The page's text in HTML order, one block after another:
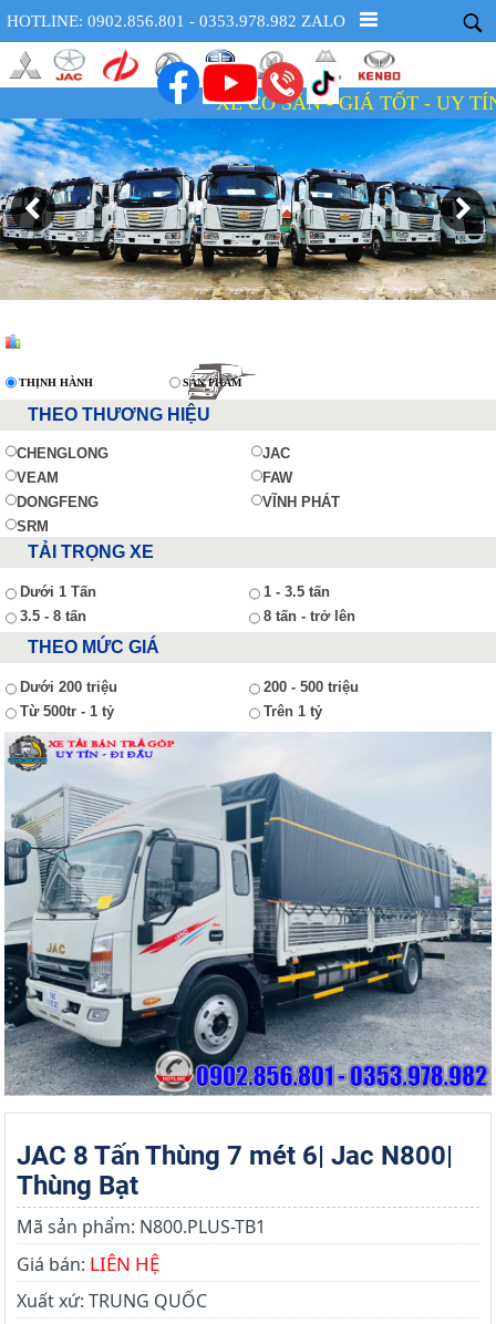
HOTLINE: 0902.856.801 - 0353.978.982 ZALO
XE CÓ SẴN - GIÁ TỐT - UY TÍN - TẬN
THỊNH HÀNH SẢN PHẨM
THEO THƯƠNG HIỆU
CHENGLONG
JAC
VEAM
FAW
DONGFENG
VĨNH PHÁT
SRM
TẢI TRỌNG XE
Dưới 1 Tấn
1 - 3.5 tấn
3.5 - 8 tấn
8 tấn - trở lên
THEO MỨC GIÁ
Dưới 200 triệu
200 - 500 triệu
Từ 500tr - 1 tỷ
Trên 1 tỷ
JAC 8 Tấn Thùng 7 mét 6| Jac N800|
Thùng Bạt
Mã sản phẩm: N800.PLUS-TB1
Giá bán: LIÊN HỆ
Xuất xứ: TRUNG QUỐC